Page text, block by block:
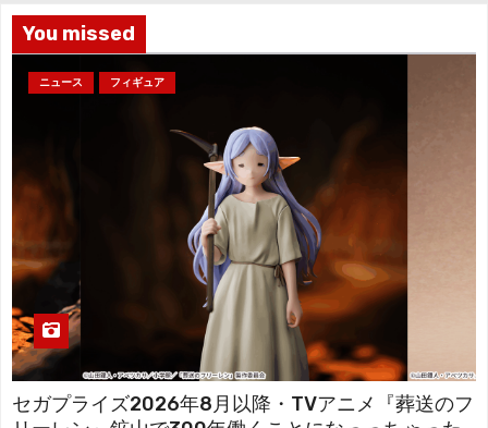
You missed
ニュース フィギュア
セガプライズ2026年8月以降・TVアニメ『葬送のフ